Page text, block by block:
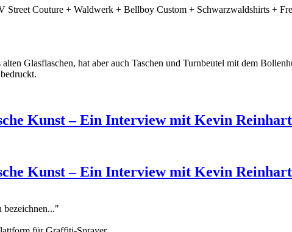
Couture + Waldwerk + Bellboy Custom + Schwarzwaldshirts +
Glasflaschen, hat aber auch Taschen und Turnbeutel mit dem
Kunst – Ein Interview mit Kevin Reinhart
Kunst – Ein Interview mit Kevin Reinhart
bezeichnen..."